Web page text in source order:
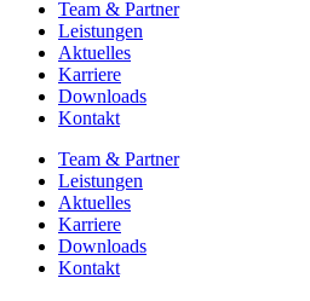
Team & Partner
Leistungen
Aktuelles
Karriere
Downloads
Kontakt
Team & Partner
Leistungen
Aktuelles
Karriere
Downloads
Kontakt